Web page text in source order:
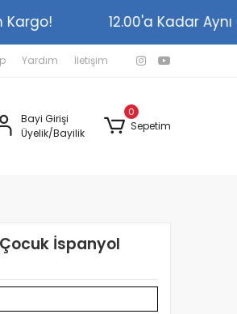
Kargo! 12.00'a Kadar
Yardım İletişim
Bayi Girişi
Üyelik/Bayilik
0
Sepetim
Çocuk İspanyol